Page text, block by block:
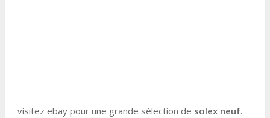
visitez ebay pour une grande sélection de solex neuf.